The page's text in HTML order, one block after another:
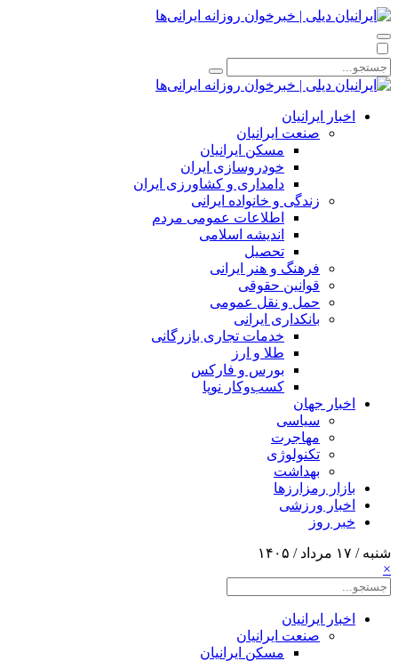
اخبار ایرانیان
صنعت ایرانیان
مسکن ایرانیان
خودروسازی ایران
دامداری و کشاورزی ایران
زندگی و خانواده ایرانی
اطلاعات عمومی مردم
اندیشه اسلامی
تحصیل
فرهنگ و هنر ایرانی
قوانین حقوقی
حمل و نقل عمومی
بانکداری ایرانی
خدمات تجاری بازرگانی
طلا و ارز
بورس و فارکس
کسب‌وکار نوپا
اخبار جهان
سیاسی
مهاجرت
تکنولوژی
بهداشت
بازار رمزارزها
اخبار ورزشی
خبر روز
شنبه / ۱۷ مرداد / ۱۴۰۵
×
اخبار ایرانیان
صنعت ایرانیان
مسکن ایرانیان